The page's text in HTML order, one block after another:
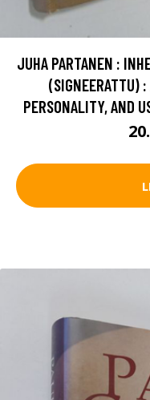
JUHA PARTANEN :
(SIGNEERATTU)
PERSONALITY, AND